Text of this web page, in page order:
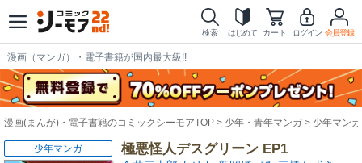
検索 はじめて カート ログイン 会員登録
漫画（マンガ）・電子書籍が国内最大級!!
漫画(まんが)・電子書籍のコミックシーモアTOP 少年・青年マンガ 少年マンガ
極悪怪人デスグリーン EP1
少年マンガ